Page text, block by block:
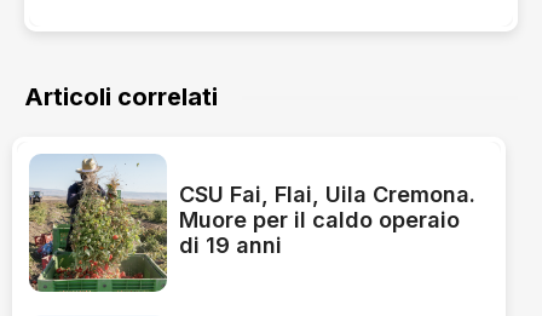
Articoli correlati
CSU Fai, Flai, Uila Cremona.
Muore per il caldo operaio
di 19 anni